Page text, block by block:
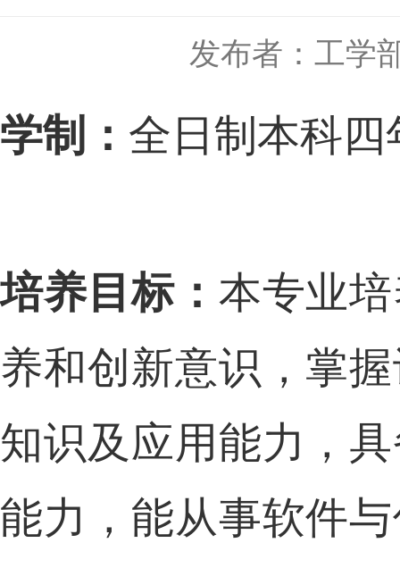
发布者：工学
学制： 全日制本科
培养目标： 本专业
养和创新意识，掌握
知识及应用能力 ，具
能力 ， 能从事软件